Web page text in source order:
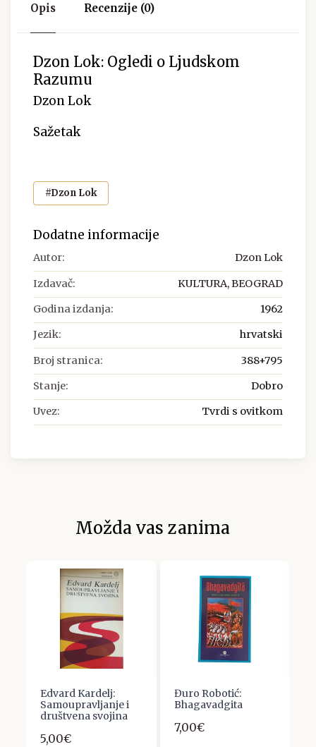
Opis Recenzije (0)
Dzon Lok: Ogledi o Ljudskom
Razumu
Dzon Lok
Sažetak
#Dzon Lok
Dodatne informacije
Autor: Dzon Lok
Izdavač: KULTURA, BEOGRAD
Godina izdanja: 1962
Jezik: hrvatski
Broj stranica: 388+795
Stanje: Dobro
Uvez: Tvrdi s ovitkom
Možda vas zanima
Edvard Kardelj:
Samoupravljanje i
društvena svojina
5,00€
Đuro Robotić:
Bhagavadgita
7,00€